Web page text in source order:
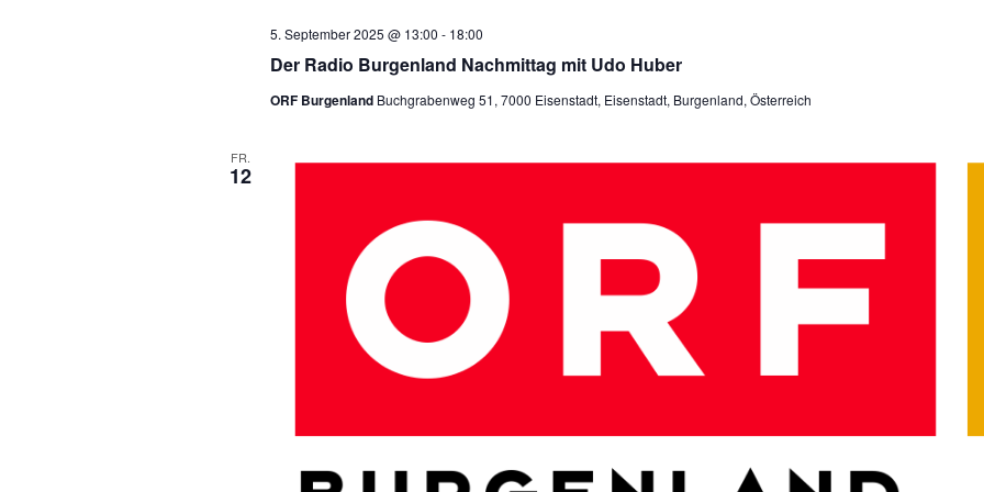
Der Radio Burgenland Nachmittag mit Udo Huber
5. September 2025 @ 13:00 - 18:00
ORF Burgenland Buchgrabenweg 51, 7000 Eisenstadt, Eisenstadt, Burgenland, Österreich
FR.
12